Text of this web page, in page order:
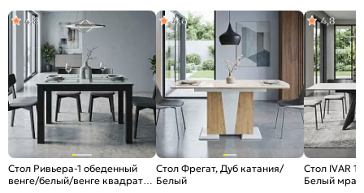
Стол Ривьера-1 обеденный
венге/белый/венге квадраты
4,8
Стол Фрегат, Дуб катания/
Белый
4,6
Стол IVAR
Белый
4,8